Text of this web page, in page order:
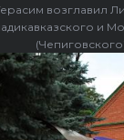
возглавил
и